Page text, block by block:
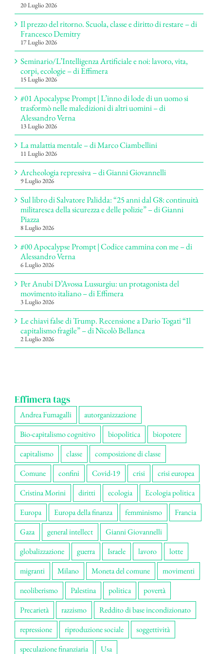
20 Luglio 2026
Il prezzo del ritorno. Scuola, classe e diritto di restare – di
Francesco Demitry
17 Luglio 2026
Seminario/L’Intelligenza Artificiale e noi: lavoro, vita,
corpi, ecologie – di Effimera
15 Luglio 2026
#01 Apocalypse Prompt | L’inno di lode di un uomo si
trasformò nelle maledizioni di altri uomini – di
Alessandro Verna
13 Luglio 2026
La malattia mentale – di Marco Ciambellini
11 Luglio 2026
Archeologia repressiva – di Gianni Giovannelli
9 Luglio 2026
Sul libro di Salvatore Palidda: “25 anni dal G8: continuità
militaresca della sicurezza e delle polizie” – di Gianni
Piazza
8 Luglio 2026
#00 Apocalypse Prompt | Codice cammina con me – di
Alessandro Verna
6 Luglio 2026
Per Anubi D’Avossa Lussurgiu: un protagonista del
movimento italiano – di Effimera
3 Luglio 2026
Le chiavi false di Trump. Recensione a Dario Togati “Il
capitalismo fragile” – di Nicolò Bellanca
2 Luglio 2026
Effimera tags
Andrea Fumagalli
autorganizzazione
Bio-capitalismo cognitivo
biopolitica
biopotere
capitalismo
classe
composizione di classe
Comune
confini Covid-19 crisi
crisi europea
Cristina Morini
diritti ecologia
Ecologia politica
Europa
Europa della finanza femminismo
Francia
Gaza
general intellect
Gianni Giovannelli
globalizzazione
guerra Israele lavoro
lotte
migranti
Milano Moneta del comune
movimenti
neoliberismo
Palestina politica
povertà
Precarietà
razzismo
Reddito di base incondizionato
repressione
riproduzione sociale
soggettività
speculazione finanziaria
Usa